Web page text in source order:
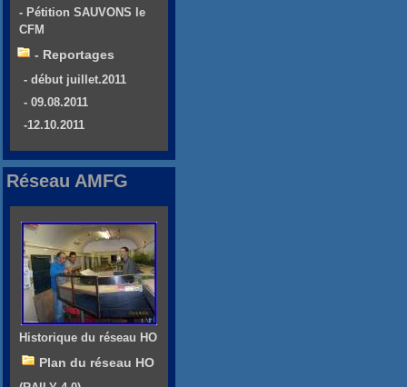
- Pétition SAUVONS le
CFM
- Reportages
- début juillet.2011
- 09.08.2011
-12.10.2011
Réseau AMFG
Historique du réseau HO
Plan du réseau HO